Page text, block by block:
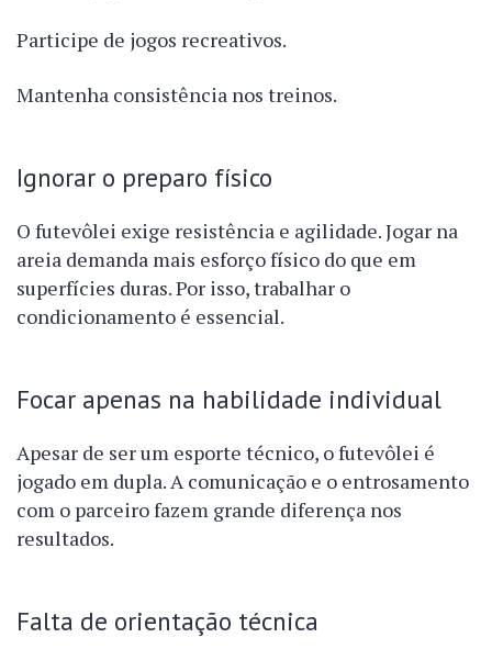
Participe de jogos recreativos.
Mantenha consistência nos treinos.
Ignorar o preparo físico
O futevôlei exige resistência e agilidade. Jogar na
areia demanda mais esforço físico do que em
superfícies duras. Por isso, trabalhar o
condicionamento é essencial.
Focar apenas na habilidade individual
Apesar de ser um esporte técnico, o futevôlei é
jogado em dupla. A comunicação e o entrosamento
com o parceiro fazem grande diferença nos
resultados.
Falta de orientação técnica